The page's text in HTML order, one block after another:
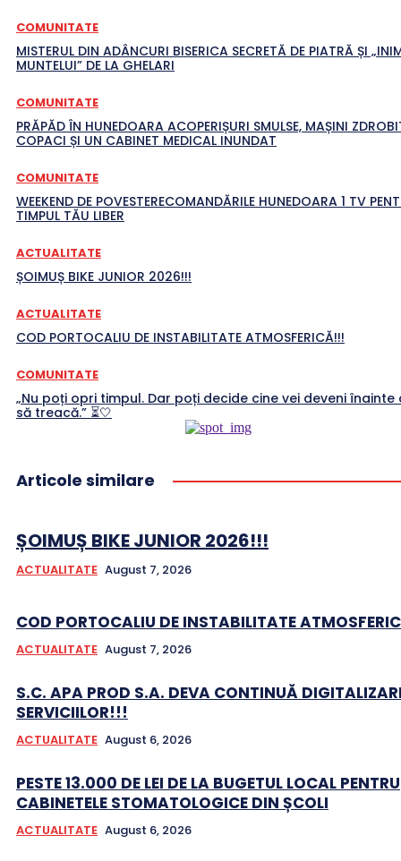
COMUNITATE
MISTERUL DIN ADÂNCURI BISERICA SECRETĂ DE PIATRĂ ȘI
MUNTELUI” DE LA GHELARI
COMUNITATE
PRĂPĂD ÎN HUNEDOARA ACOPERIȘURI SMULSE, MAȘINI
COPACI ȘI UN CABINET MEDICAL INUNDAT
COMUNITATE
WEEKEND DE POVESTERECOMANDĂRILE HUNEDOARA 1 TV
TIMPUL TĂU LIBER
ACTUALITATE
ȘOIMUȘ BIKE JUNIOR 2026!!!
ACTUALITATE
COD PORTOCALIU DE INSTABILITATE ATMOSFERICĂ!!!
COMUNITATE
„Nu poți opri timpul. Dar poți decide cine vei deveni înainte
să treacă.” ⏳🤍
Articole similare
ȘOIMUȘ BIKE JUNIOR 2026!!!
ACTUALITATE August 7, 2026
COD PORTOCALIU DE INSTABILITATE
ACTUALITATE August 7, 2026
S.C. APA PROD S.A. DEVA CONTINUĂ
SERVICIILOR!!!
ACTUALITATE August 6, 2026
PESTE 13.000 DE LEI DE LA BUGETUL LOCAL PENTRU
CABINETELE STOMATOLOGICE DIN ȘCOLI
ACTUALITATE August 6, 2026